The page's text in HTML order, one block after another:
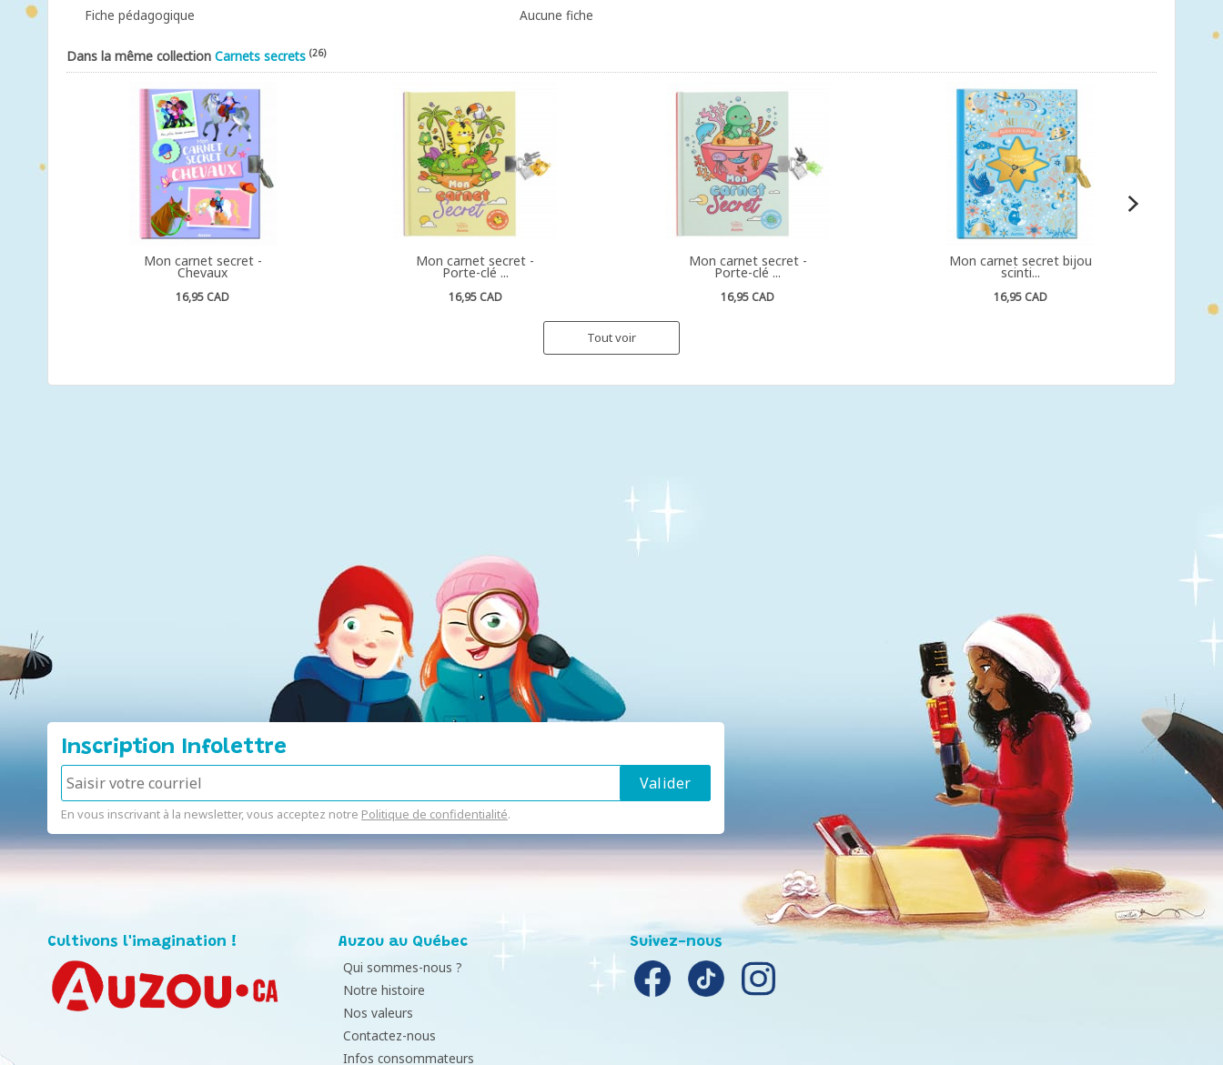
Fiche pédagogique
Aucune fiche
Dans la même collection Carnets secrets (26)
Mon carnet secret -
Chevaux
16,95 CAD
Mon carnet secret -
Porte-clé ...
16,95 CAD
Mon carnet secret -
Porte-clé ...
16,95 CAD
Mon carnet secret bijou
scinti...
16,95 CAD
Tout voir
Inscription Infolettre
En vous inscrivant à la newsletter, vous acceptez notre Politique de confidentialité.
Cultivons l'imagination ! Auzou au Québec
Qui sommes-nous ?
Notre histoire
Nos valeurs
Contactez-nous
Infos consommateurs
Suivez-nous